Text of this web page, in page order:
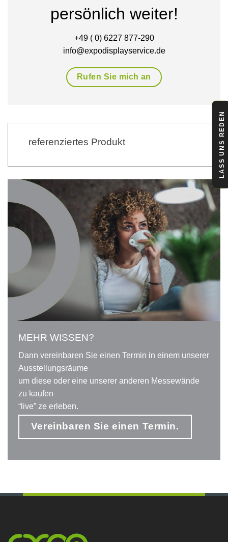
persönlich weiter!
+49 ( 0) 6227 877-290
info@expodisplayservice.de
Rufen Sie mich an
referenziertes Produkt
MEHR WISSEN?
Dann vereinbaren Sie einen Termin in einem unserer
Ausstellungsräume
um diese oder eine unserer anderen Messewände
zu kaufen
“live” ze erleben.
Vereinbaren Sie einen Termin.
LASS UNS REDEN